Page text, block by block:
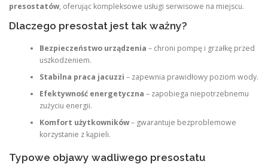
presostatów, oferując kompleksowe usługi serwisowe na miejscu.
Dlaczego presostat jest tak ważny?
Bezpieczeństwo urządzenia – chroni pompę i grzałkę przed
uszkodzeniem.
Stabilna praca jacuzzi – zapewnia prawidłowy poziom wody.
Efektywność energetyczna – zapobiega niepotrzebnemu
zużyciu energii.
Komfort użytkowników– gwarantuje bezproblemowe
korzystanie z kąpieli.
Typowe objawy wadliwego presostatu